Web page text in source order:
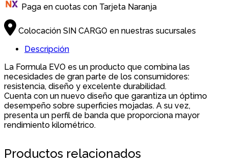
Paga en cuotas con Tarjeta Naranja
Colocación SIN CARGO en nuestras sucursales
Descripción
La Formula EVO es un producto que combina las
necesidades de gran parte de los consumidores:
resistencia, diseño y excelente durabilidad.
Cuenta con un nuevo diseño que garantiza un óptimo
desempeño sobre superficies mojadas. A su vez,
presenta un perfil de banda que proporciona mayor
rendimiento kilométrico.
Productos relacionados